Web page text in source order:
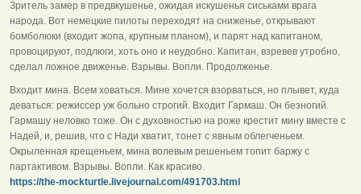
Зритель замер в предвкушенье, ожидая искушенья сиськами врага
народа. Вот немецкие пилоты переходят на сниженье, открывают
бомболюки (входит жопа, крупным планом), и парят над капитаном,
провоцируют, подлюги, хоть оно и неудобно. Капитан, взревев утробно,
сделал ложное движенье. Взрывы. Вопли. Продолженье.
Входит мина. Всем ховаться. Мине хочется взорваться, но плывет, куда
деваться: режиссер уж больно строгий. Входит Гармаш. Он безногий.
Гармашу неловко тоже. Он с духовностью на роже крестит мину вместе с
Надей, и, решив, что с Нади хватит, тонет с явным облегченьем.
Окрыленная крещеньем, мина волевым решеньем топит баржу с
партактивом. Взрывы. Вопли. Как красиво.
https://the-mockturtle.livejournal.com/491703.html